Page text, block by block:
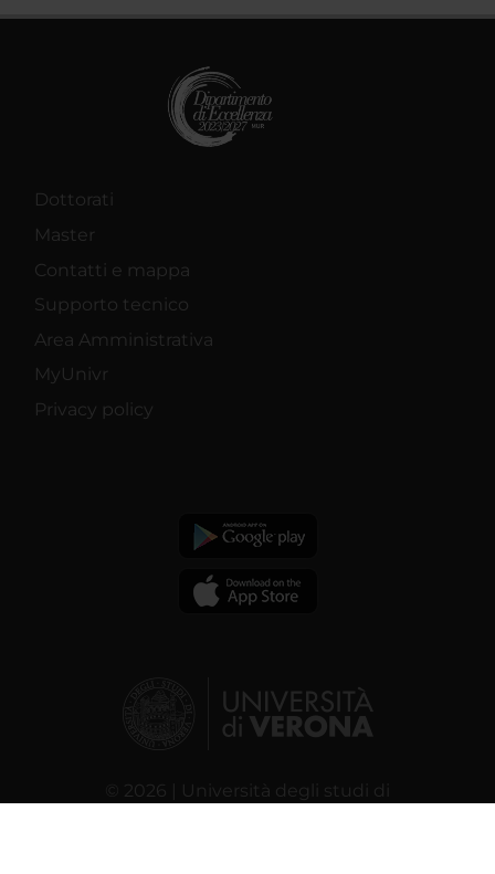
Dottorati
Master
Contatti e mappa
Supporto tecnico
Area Amministrativa
MyUnivr
Privacy policy
© 2026 | Università degli studi di